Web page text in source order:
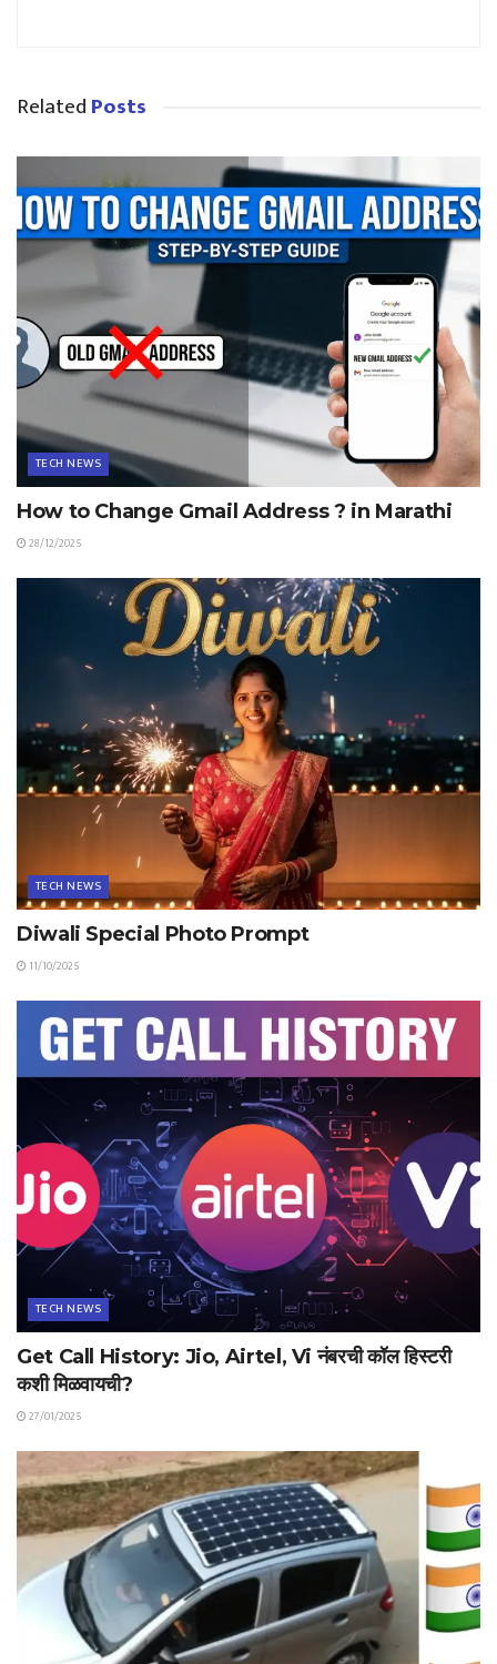
RelatedPosts
TECH NEWS
How to Change Gmail Address ? in Marathi
28/12/2025
TECH NEWS
Diwali Special Photo Prompt
11/10/2025
TECH NEWS
Get Call History: Jio, Airtel, Vi नंबरची कॉल हिस्टरी
कशी मिळवायची?
27/01/2025